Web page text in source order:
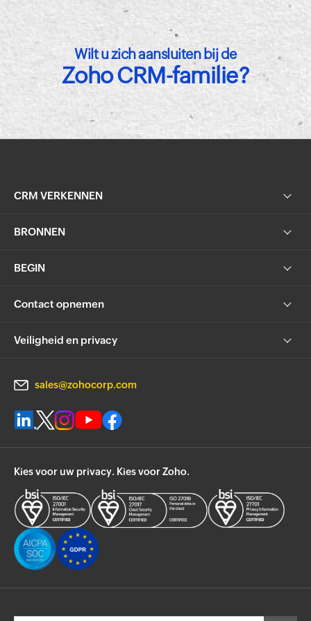
Wilt u zich aansluiten bij de
Zoho CRM-familie?
CRM VERKENNEN
BRONNEN
BEGIN
Contact opnemen
Veiligheid en privacy
sales@zohocorp.com
Kies voor uw privacy. Kies voor Zoho.